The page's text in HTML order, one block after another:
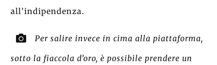
all’indipendenza.
Per salire invece in cima alla piattaforma,
sotto la fiaccola d’oro, è possibile prendere un